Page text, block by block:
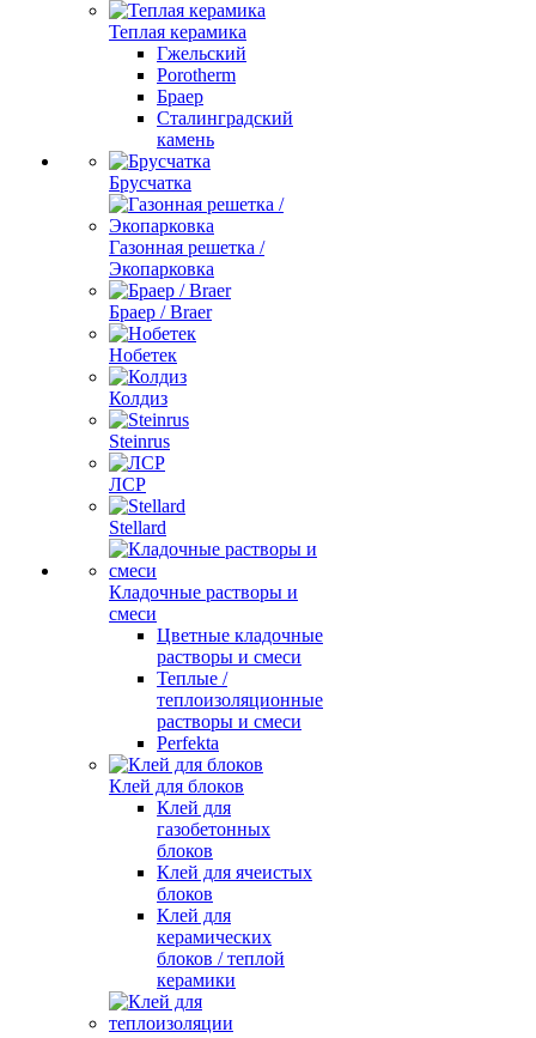
Теплая керамика
Гжельский
Porotherm
Браер
Сталинградский
камень
Брусчатка
Газонная решетка /
Экопарковка
Браер / Braer
Нобетек
Колдиз
Steinrus
ЛСР
Stellard
Кладочные растворы и
смеси
Цветные кладочные
растворы и смеси
Теплые /
теплоизоляционные
растворы и смеси
Perfekta
Клей для блоков
Клей для
газобетонных
блоков
Клей для ячеистых
блоков
Клей для
керамических
блоков / теплой
керамики